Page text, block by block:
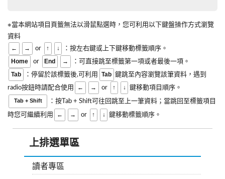
※當本網站項目頁籤無法以滑鼠點選時，您可利用以下鍵盤操作方式瀏覽
資料
← → or ↑ ↓ ：按左右鍵或上下鍵移動標籤順序。
Home or End → ：可直接跳至標籤第一項或者最後一項。
Tab ：停留於該標籤後,可利用 Tab 鍵跳至內容瀏覽該筆資料，遇到
radio按鈕時請配合使用 ← → or ↑ ↓ 鍵移動項目順序。
Tab + Shift ：按Tab + Shift可往回跳至上一筆資料；當跳回至標籤項目
時您可繼續利用 ← → or ↑ ↓ 鍵移動標籤順序。
上排選單區
讀者專區